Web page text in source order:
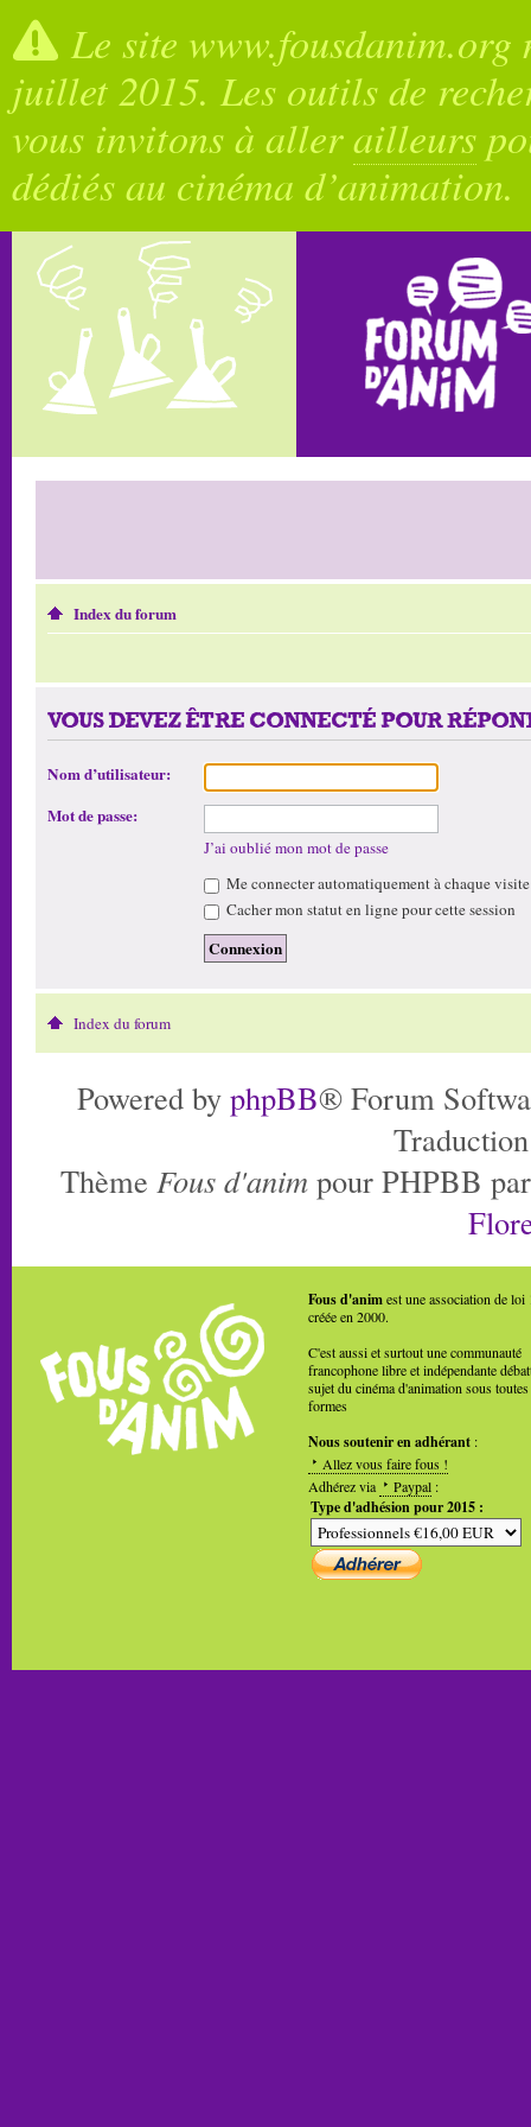
Le site
juillet 2015. Les outils de
vous invitons à allerailleurs
dédiés au cinéma d’animation.
Index du forum
VOUS DEVEZ ÊTRE CONNECTÉ POUR
Nom d’utilisateur:
Mot de passe:
J’ai oublié mon mot de passe
Me connecter automatiquement à chaque visite
Cacher mon statut en ligne pour cette session
Index du forum
Powered by phpBB® Forum
Thème Fous d'anim pour PHPBB
Fous d'animest une association de loi
créée en 2000.
C'est aussi et surtout une communauté
francophone libre et indépendante
sujet du cinéma d'animation sous toutes
formes
Nous soutenir en adhérant :
Allez vous faire fous !
Adhérez via
Paypal :
Type d'adhésion pour 2015 :